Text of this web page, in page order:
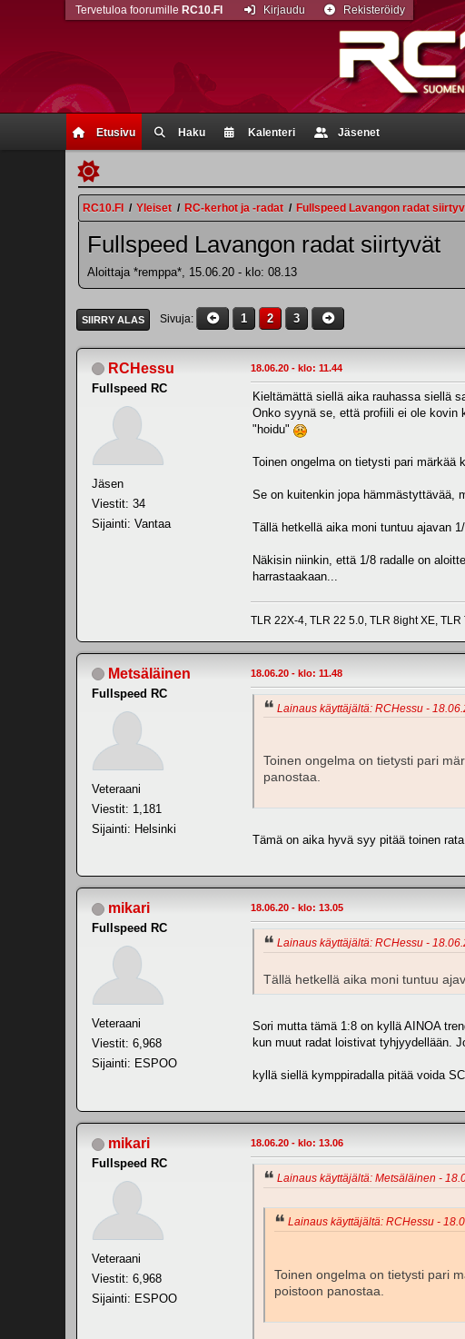
Etusivu Haku Kalenteri Jäsenet
Tervetuloa foorumille RC10.FI Kirjaudu Rekisteröidy
RC10.FI / Yleiset / RC-kerhot ja -radat / Fullspeed Lavangon radat
Fullspeed Lavangon radat siirtyvät
Aloittaja *remppa*, 15.06.20 - klo: 08.13
SIIRRY ALAS Sivuja 1 2 3
RCHessu
Fullspeed RC
Jäsen
Viestit: 34
Sijainti: Vantaa
18.06.20 - klo: 11.44
Kieltämättä siellä aika rauhassa siellä
Onko syynä se, että profiili ei ole kovin
"hoidu"
Toinen ongelma on tietysti pari märkää
Se on kuitenkin jopa hämmästyttävää,
Tällä hetkellä aika moni tuntuu ajavan
Näkisin niinkin, että 1/8 radalle on
harrastaakaan...
TLR 22X-4, TLR 22 5.0, TLR 8ight XE, TLR
Metsäläinen
Fullspeed RC
Veteraani
Viestit: 1,181
Sijainti: Helsinki
18.06.20 - klo: 11.48
Lainaus käyttäjältä: RCHessu -
Toinen ongelma on tietysti pari
panostaa.
Tämä on aika hyvä syy pitää toinen
mikari
Fullspeed RC
Veteraani
Viestit: 6,968
Sijainti: ESPOO
18.06.20 - klo: 13.05
Lainaus käyttäjältä: RCHessu -
Tällä hetkellä aika moni tuntuu
Sori mutta tämä 1:8 on kyllä AINOA
kun muut radat loistivat tyhjyydellään.
kyllä siellä kymppiradalla pitää voida
mikari
Fullspeed RC
Veteraani
Viestit: 6,968
Sijainti: ESPOO
18.06.20 - klo: 13.06
Lainaus käyttäjältä: Metsäläinen -
Lainaus käyttäjältä: RCHessu -
Toinen ongelma on tietysti pari
poistoon panostaa.